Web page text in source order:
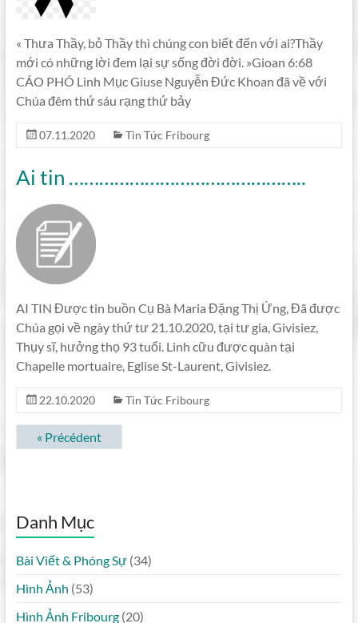
« Thưa Thầy, bỏ Thầy thì chúng con biết đến với ai?Thầy
mới có những lời đem lại sự sống đời đời. »Gioan 6:68
CÁO PHÓ Linh Mục Giuse Nguyễn Đức Khoan đã về với
Chúa đêm thứ sáu rạng thứ bảy
07.11.2020 Tin Tức Fribourg
Ai tin ………………………………………..
AI TIN Được tin buồn Cụ Bà Maria Đặng Thị Ứng, Đã được
Chúa gọi về ngày thứ tư 21.10.2020, tại tư gia, Givisiez,
Thụy sĩ, hưởng thọ 93 tuổi. Linh cữu được quàn tại
Chapelle mortuaire, Eglise St-Laurent, Givisiez.
22.10.2020 Tin Tức Fribourg
« Précédent
Danh Mục
Bài Viết & Phóng Sự(34)
Hình Ảnh (53)
Hình Ảnh Fribourg(20)